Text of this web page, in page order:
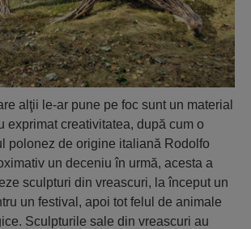
alţii le-ar pune pe foc sunt un material
exprimat creativitatea, după cum o
polonez de origine italiană Rodolfo
un deceniu în urmă, acesta a
sculpturi din vreascuri, la început un
un festival, apoi tot felul de animale
Sculpturile sale din vreascuri au